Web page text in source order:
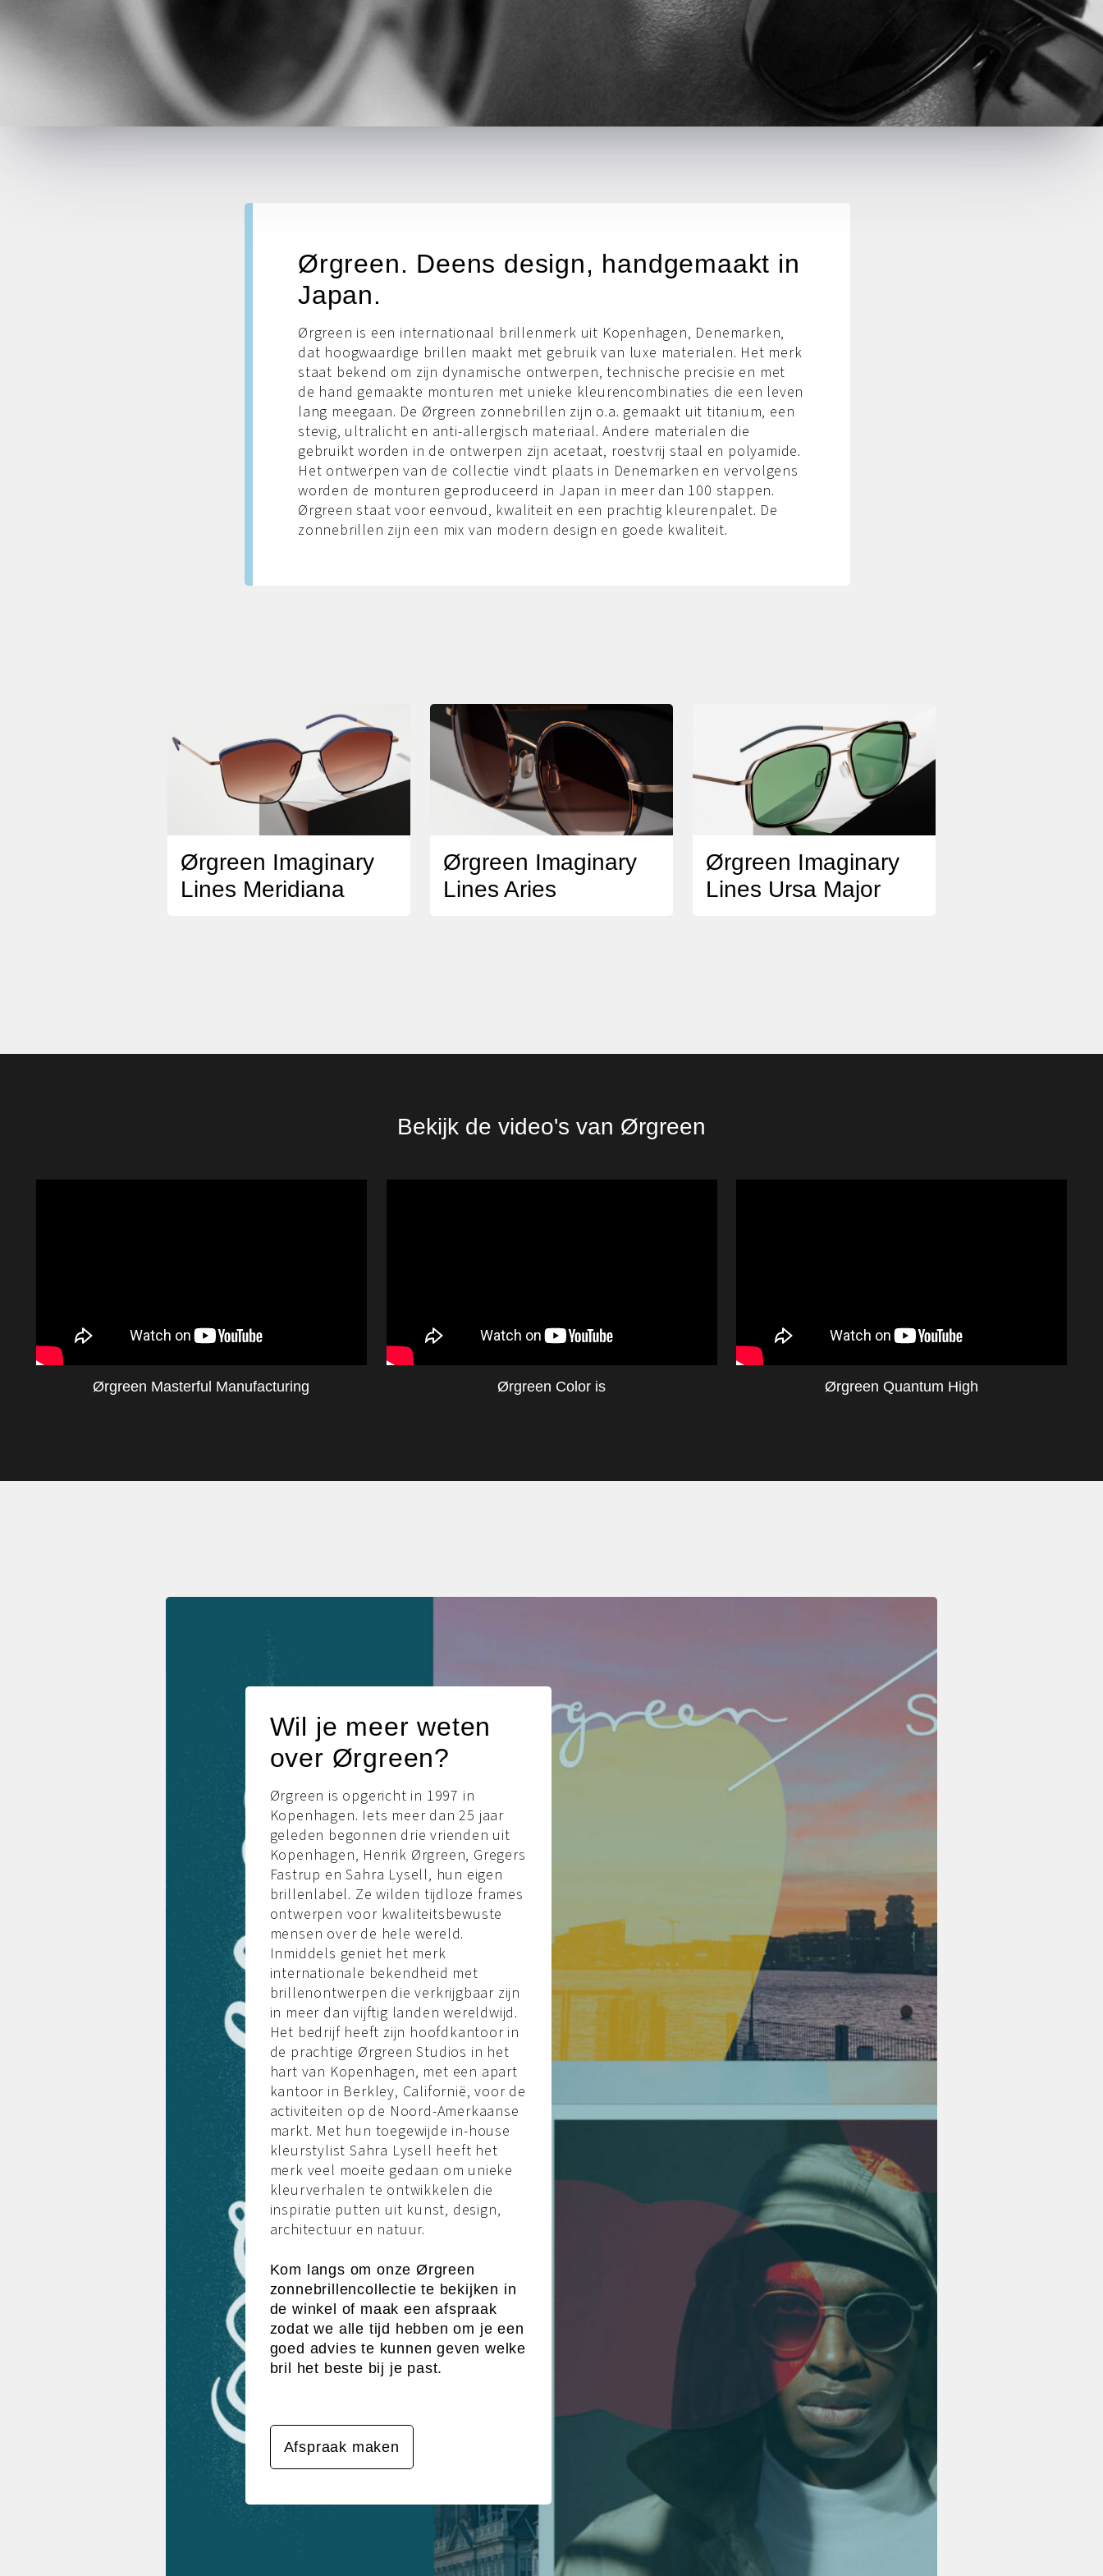
Ørgreen. Deens design, handgemaakt in
Japan.
Ørgreen is een internationaal brillenmerk uit Kopenhagen, Denemarken,
dat hoogwaardige brillen maakt met gebruik van luxe materialen. Het merk
staat bekend om zijn dynamische ontwerpen, technische precisie en met
de hand gemaakte monturen met unieke kleurencombinaties die een leven
lang meegaan. De Ørgreen zonnebrillen zijn o.a. gemaakt uit titanium, een
stevig, ultralicht en anti-allergisch materiaal. Andere materialen die
gebruikt worden in de ontwerpen zijn acetaat, roestvrij staal en polyamide.
Het ontwerpen van de collectie vindt plaats in Denemarken en vervolgens
worden de monturen geproduceerd in Japan in meer dan 100 stappen.
Ørgreen staat voor eenvoud, kwaliteit en een prachtig kleurenpalet. De
zonnebrillen zijn een mix van modern design en goede kwaliteit.
Ørgreen Imaginary
Lines Meridiana
Ørgreen Imaginary
Lines Aries
Ørgreen Imaginary
Lines Ursa Major
Bekijk de video's van Ørgreen
Ørgreen Masterful Manufacturing Ørgreen Color is Ørgreen Quantum High
Wil je meer weten
over Ørgreen?
Ørgreen is opgericht in 1997 in
Kopenhagen. Iets meer dan 25 jaar
geleden begonnen drie vrienden uit
Kopenhagen, Henrik Ørgreen, Gregers
Fastrup en Sahra Lysell, hun eigen
brillenlabel. Ze wilden tijdloze frames
ontwerpen voor kwaliteitsbewuste
mensen over de hele wereld.
Inmiddels geniet het merk
internationale bekendheid met
brillenontwerpen die verkrijgbaar zijn
in meer dan vijftig landen wereldwijd.
Het bedrijf heeft zijn hoofdkantoor in
de prachtige Ørgreen Studios in het
hart van Kopenhagen, met een apart
kantoor in Berkley, Californië, voor de
activiteiten op de Noord-Amerkaanse
markt. Met hun toegewijde in-house
kleurstylist Sahra Lysell heeft het
merk veel moeite gedaan om unieke
kleurverhalen te ontwikkelen die
inspiratie putten uit kunst, design,
architectuur en natuur.
Kom langs om onze Ørgreen
zonnebrillencollectie te bekijken in
de winkel of maak een afspraak
zodat we alle tijd hebben om je een
goed advies te kunnen geven welke
bril het beste bij je past.
Afspraak maken